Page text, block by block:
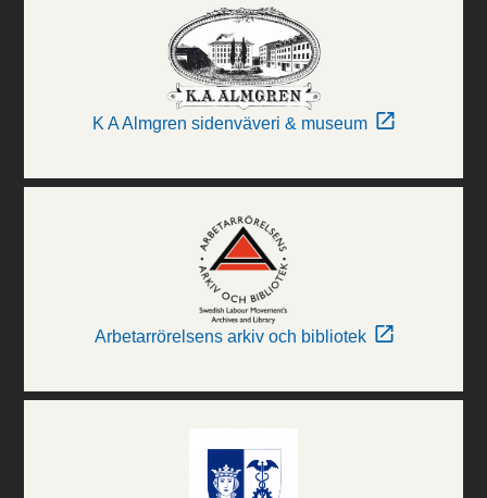
K A Almgren sidenväveri & museum
Arbetarrörelsens arkiv och bibliotek